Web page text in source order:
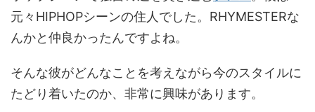
元々HIPHOPシーンの住人でした。RHYMESTERな
んかと仲良かったんですよね。
そんな彼がどんなことを考えながら今のスタイルに
たどり着いたのか、非常に興味があります。